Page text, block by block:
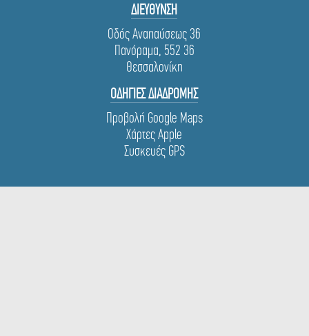
ΔΙΕΥΘΥΝΣΗ
Οδός Αναπαύσεως 36
Πανόραμα, 552 36
Θεσσαλονίκη
ΟΔΗΓΙΕΣ ΔΙΑΔΡΟΜΗΣ
Προβολή Google Maps
Χάρτες Apple
Συσκευές GPS